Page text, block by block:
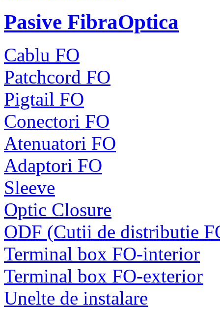
Pasive FibraOptica
Cablu FO
Patchcord FO
Pigtail FO
Conectori FO
Atenuatori FO
Adaptori FO
Sleeve
Optic Closure
ODF (Cutii de distributie
Terminal box FO-interior
Terminal box FO-exterior
Unelte de instalare